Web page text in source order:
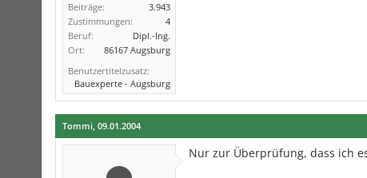
Beiträge:
3.943
Zustimmungen:
4
Beruf:
Dipl.-Ing.
Ort:
86167 Augsburg
Benutzertitelzusatz:
Bauexperte - Augsburg
Tommi, 09.01.2004
Nur zur Überprüfung, dass ich